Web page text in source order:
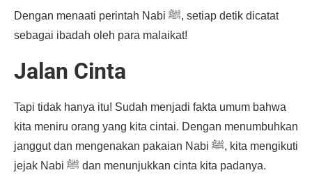
Dengan menaati perintah Nabi ﷺ, setiap detik dicatat
sebagai ibadah oleh para malaikat!
Jalan Cinta
Tapi tidak hanya itu! Sudah menjadi fakta umum bahwa
kita meniru orang yang kita cintai. Dengan menumbuhkan
janggut dan mengenakan pakaian Nabi ﷺ, kita mengikuti
jejak Nabi ﷺ dan menunjukkan cinta kita padanya.